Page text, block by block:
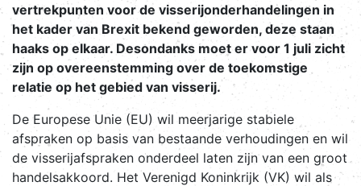
vertrekpunten voor de visserijonderhandelingen in
het kader van Brexit bekend geworden, deze staan
haaks op elkaar. Desondanks moet er voor 1 juli zicht
zijn op overeenstemming over de toekomstige
relatie op het gebied van visserij.
De Europese Unie (EU) wil meerjarige stabiele
afspraken op basis van bestaande verhoudingen en wil
de visserijafspraken onderdeel laten zijn van een groot
handelsakkoord. Het Verenigd Koninkrijk (VK) wil als